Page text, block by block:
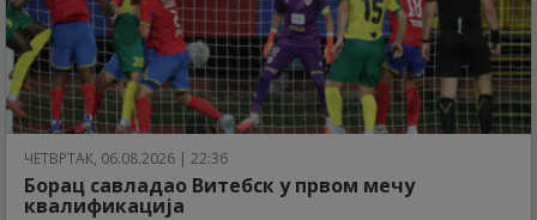
ЧЕТВРТАК, 06.08.2026 | 22:36
Борац савладао Витебск у првом мечу
квалификација